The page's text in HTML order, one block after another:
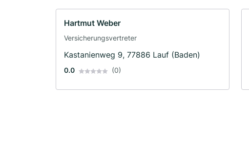
Hartmut Weber
Versicherungsvertreter
Kastanienweg 9, 77886 Lauf (Baden)
0.0 (0)